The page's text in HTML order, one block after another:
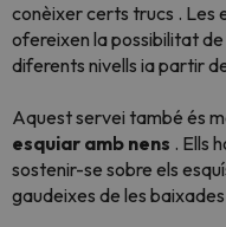
conèixer certs trucs . Les
ofereixen la possibilitat
diferents nivells ia partir
Aquest servei també és
esquiar amb nens . Ells
sostenir-se sobre els
gaudeixes de les